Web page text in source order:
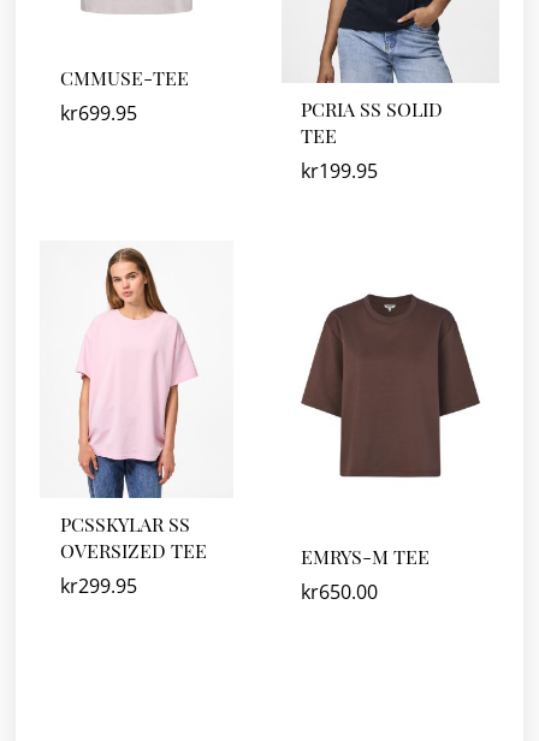
CMMUSE-TEE
kr699.95
PCRIA SS SOLID
TEE
kr199.95
PCSSKYLAR SS
OVERSIZED TEE
kr299.95
EMRYS-M TEE
kr650.00